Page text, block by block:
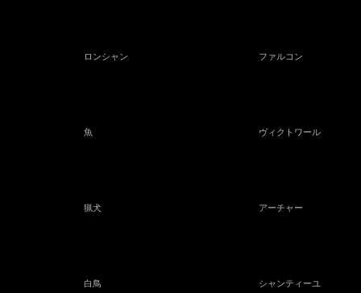
ロンシャン ファルコン
魚 ヴィクトワール
猟犬 アーチャー
白鳥 シャンティーユ